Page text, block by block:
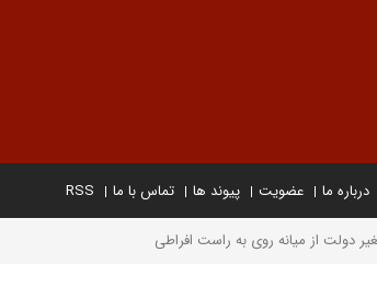
درباره ما عضویت پیوند ها تماس با ما RSS
دولت از میانه روی به راست افراطی